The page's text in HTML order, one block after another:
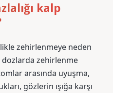
kalp
zehirlenmeye neden
dozlarda zehirlenme
arasında uyuşma,
gözlerin ışığa karşı